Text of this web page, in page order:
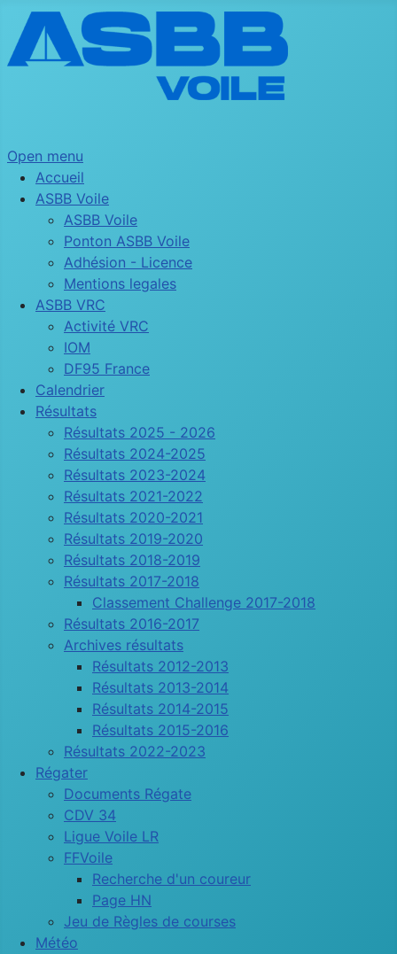
Open menu
Accueil
ASBB Voile
ASBB Voile
Ponton ASBB Voile
Adhésion - Licence
Mentions legales
ASBB VRC
Activité VRC
IOM
DF95 France
Calendrier
Résultats
Résultats 2025 - 2026
Résultats 2024-2025
Résultats 2023-2024
Résultats 2021-2022
Résultats 2020-2021
Résultats 2019-2020
Résultats 2018-2019
Résultats 2017-2018
Classement Challenge 2017-2018
Résultats 2016-2017
Archives résultats
Résultats 2012-2013
Résultats 2013-2014
Résultats 2014-2015
Résultats 2015-2016
Résultats 2022-2023
Régater
Documents Régate
CDV 34
Ligue Voile LR
FFVoile
Recherche d'un coureur
Page HN
Jeu de Règles de courses
Météo